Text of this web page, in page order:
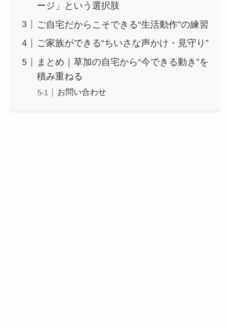
ージ」という選択肢
ご自宅だからこそできる“生活動作”の練習
ご家族ができる“ちいさな声かけ・見守り”
まとめ｜草加の自宅から“今できる動き”を
積み重ねる
お問い合わせ